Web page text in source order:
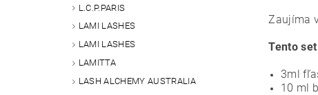
L.C.P.PARIS
LAMI LASHES
LAMI LASHES
LAMITTA
LASH ALCHEMY AUSTRALIA
Zaujíma
Tento
3ml
10 ml